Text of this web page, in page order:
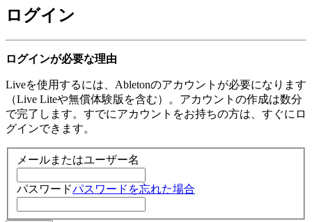
ログイン
ログインが必要な理由
Liveを使用するには、Abletonのアカウントが必要になります
（Live Liteや無償体験版を含む）。アカウントの作成は数分
で完了します。すでにアカウントをお持ちの方は、すぐにロ
グインできます。
メールまたはユーザー名
パスワードパスワードを忘れた場合